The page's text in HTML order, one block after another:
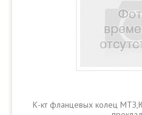
К-кт фланцевых колец